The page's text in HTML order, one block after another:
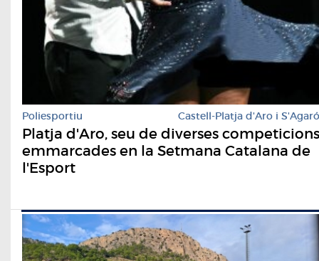
Poliesportiu Castell-Platja d'Aro i S'Agaró
Platja d'Aro, seu de diverses competicions
emmarcades en la Setmana Catalana de
l'Esport